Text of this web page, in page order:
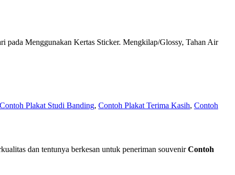
Menggunakan Kertas Sticker. Mengkilap/Glossy, Tahan Air
Contoh Plakat Studi Banding, Contoh Plakat Terima Kasih, Contoh
dan tentunya berkesan untuk peneriman souvenirContoh